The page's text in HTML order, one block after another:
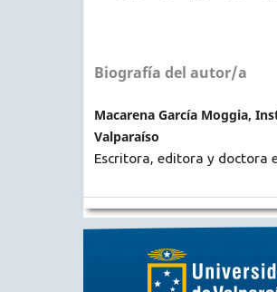
Biografía del autor/a
Macarena García Moggia,
Valparaíso
Escritora, editora y doctora